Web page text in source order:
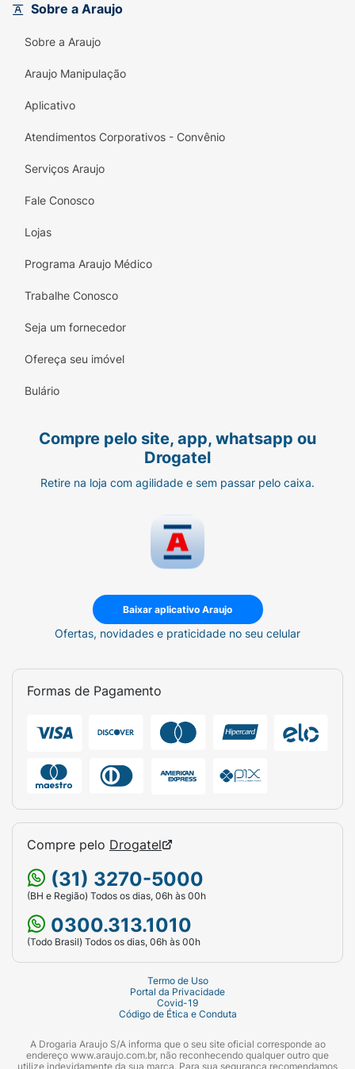
Sobre a Araujo
Sobre a Araujo
Araujo Manipulação
Aplicativo
Atendimentos Corporativos - Convênio
Serviços Araujo
Fale Conosco
Lojas
Programa Araujo Médico
Trabalhe Conosco
Seja um fornecedor
Ofereça seu imóvel
Bulário
Compre pelo site, app, whatsapp ou
Drogatel
Retire na loja com agilidade e sem passar pelo caixa.
Baixar aplicativo Araujo
Ofertas, novidades e praticidade no seu celular
Formas de Pagamento
Compre pelo Drogatel
(31) 3270-5000
(BH e Região) Todos os dias, 06h às 00h
0300.313.1010
(Todo Brasil) Todos os dias, 06h às 00h
Termo de Uso
Portal da Privacidade
Covid-19
Código de Ética e Conduta
A Drogaria Araujo S/A informa que o seu site oficial corresponde ao
endereço www.araujo.com.br, não reconhecendo qualquer outro que
utilize indevidamente da sua marca. Para sua segurança recomendamos